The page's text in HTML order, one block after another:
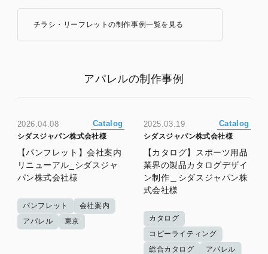
チラシ・リーフレットの制作事例一覧を見る
アパレルの制作事例
2026.04.08 Catalog
シダスジャパン株式会社様
【パンフレット】会社案内
リニューアル_シダスジャ
パン株式会社様
パンフレット
会社案内
アパレル
東京
2025.03.19 Catalog
シダスジャパン株式会社様
【カタログ】スポーツ用品
業界の製品カタログデザイ
ン制作＿シダスジャパン株
式会社様
カタログ
コピーライティング
総合カタログ
アパレル